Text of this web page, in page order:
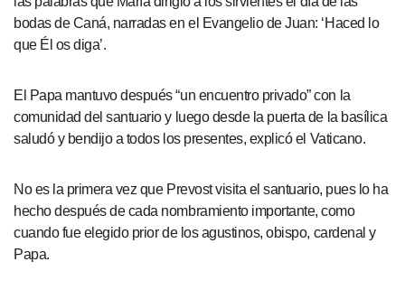
bodas de Caná, narradas en el Evangelio de Juan: ‘Haced lo
que Él os diga’.
El Papa mantuvo después “un encuentro privado” con la
comunidad del santuario y luego desde la puerta de la basílica
saludó y bendijo a todos los presentes, explicó el Vaticano.
No es la primera vez que Prevost visita el santuario, pues lo ha
hecho después de cada nombramiento importante, como
cuando fue elegido prior de los agustinos, obispo, cardenal y
Papa.